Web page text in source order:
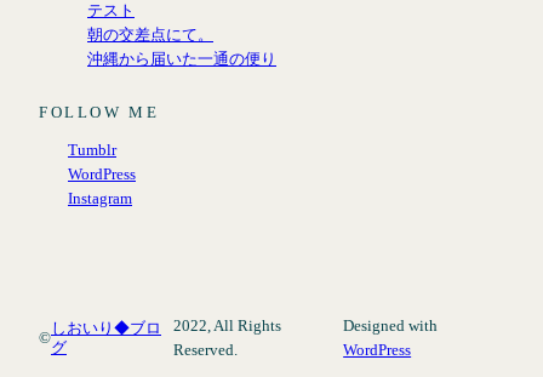
テスト
朝の交差点にて。
沖縄から届いた一通の便り
FOLLOW ME
Tumblr
WordPress
Instagram
©
しおいり◆ブロ
グ
2022, All Rights
Reserved.
Designed with
WordPress